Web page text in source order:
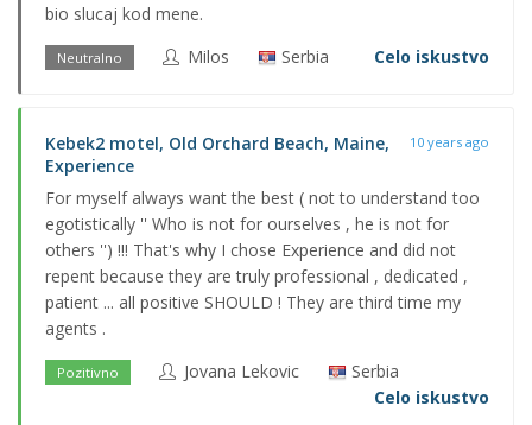
bio slucaj kod mene.
Neutralno Milos Serbia Celo iskustvo
Kebek2 motel, Old Orchard Beach, Maine,
Experience
10 years ago
For myself always want the best ( not to understand too
egotistically '' Who is not for ourselves , he is not for
others '') !!! That's why I chose Experience and did not
repent because they are truly professional , dedicated ,
patient ... all positive SHOULD ! They are third time my
agents .
Pozitivno Jovana Lekovic
Serbia
Celo iskustvo